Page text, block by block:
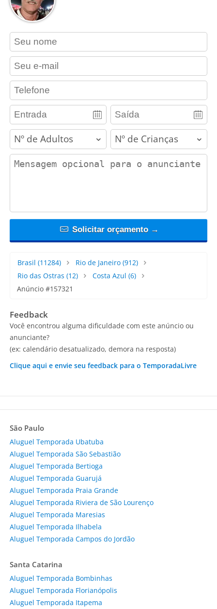
contact_name
contact_email
contact_phone
adults children
contact_message
Solicitar orçamento →
Brasil (11284) Rio de Janeiro(912)
Rio das Ostras (12) Costa Azul (6)
Anúncio #157321
Feedback
Você encontrou alguma dificuldade com este anúncio ou
anunciante?
(ex: calendário desatualizado, demora na resposta)
Clique aqui e envie seu feedback para o TemporadaLivre
São Paulo
Aluguel Temporada Ubatuba
Aluguel Temporada São Sebastião
Aluguel Temporada Bertioga
Aluguel Temporada Guarujá
Aluguel Temporada Praia Grande
Aluguel Temporada Riviera de São Lourenço
Aluguel Temporada Maresias
Aluguel Temporada Ilhabela
Aluguel Temporada Campos do Jordão
Santa Catarina
Aluguel Temporada Bombinhas
Aluguel Temporada Florianópolis
Aluguel Temporada Itapema